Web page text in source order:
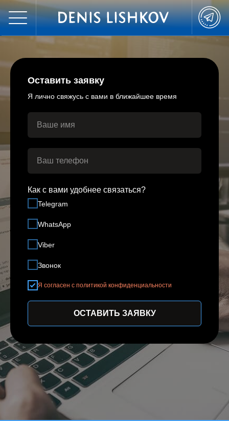
Оставить заявку
Я лично свяжусь с вами в ближайшее время
Как с вами удобнее связаться?
Telegram
WhatsApp
Viber
Звонок
Я согласен с политикой конфиденциальности
ОСТАВИТЬ ЗАЯВКУ
Нижний Новгород - мой родной город в
котором всегда можно договориться о
личной встречи, если вы из другого
города встреча возможна в любом
удобном мессенджере.